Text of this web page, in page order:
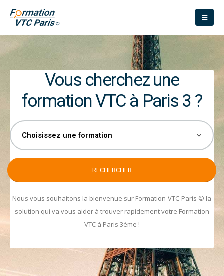
Vous cherchez une
formation VTC à Paris 3 ?
Nous vous souhaitons la bienvenue sur Formation-VTC-Paris © la
solution qui va vous aider à trouver rapidement votre Formation
VTC à Paris 3ème !